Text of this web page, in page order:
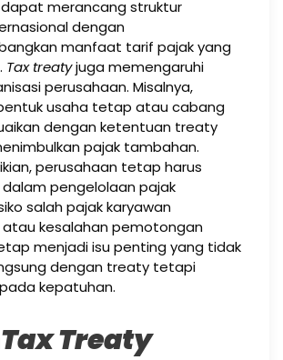
merancang struktur
dengan
manfaat tarif pajak yang
Tax treatyjuga memengaruhi
perusahaan. Misalnya,
usaha tetap atau cabang
dengan ketentuan treaty
pajak tambahan.
perusahaan tetap harus
pengelolaan pajak
salah pajak karyawan
atau kesalahan pemotongan
menjadi isu penting yang tidak
dengan treaty tetapi
kepatuhan.
Tax Treaty